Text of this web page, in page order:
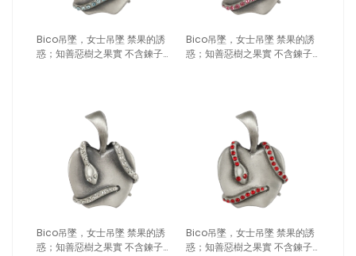
Bico吊墜，女士吊墜 禁果的誘
惑；知善惡樹之果實 不含鍊子
Bico吊墜，女士吊墜 禁果的誘
惑；知善惡樹之果實 不含鍊子
Bico吊墜，女士吊墜 禁果的誘
惑；知善惡樹之果實 不含鍊子
Bico吊墜，女士吊墜 禁果的誘
惑；知善惡樹之果實 不含鍊子